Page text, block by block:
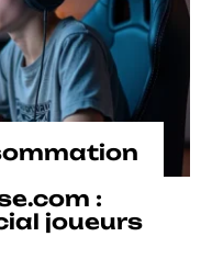
:
joueurs